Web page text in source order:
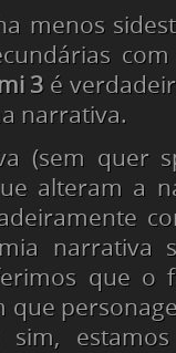
menos
3 é
narrativa.
(sem quer
alteram a
narrativa
que o
que
sim,